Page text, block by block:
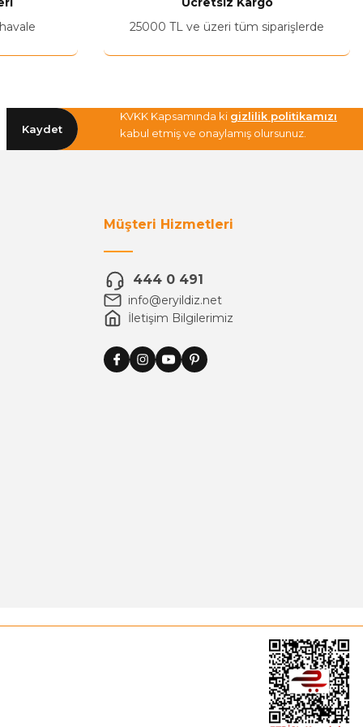
25000 TL ve üzeri tüm siparişlerde
Kaydet
KVKK Kapsamında ki gizlilik politikamızı
kabul etmiş ve onaylamış olursunuz.
Müşteri Hizmetleri
444 0 491
info@eryildiz.net
İletişim Bilgilerimiz